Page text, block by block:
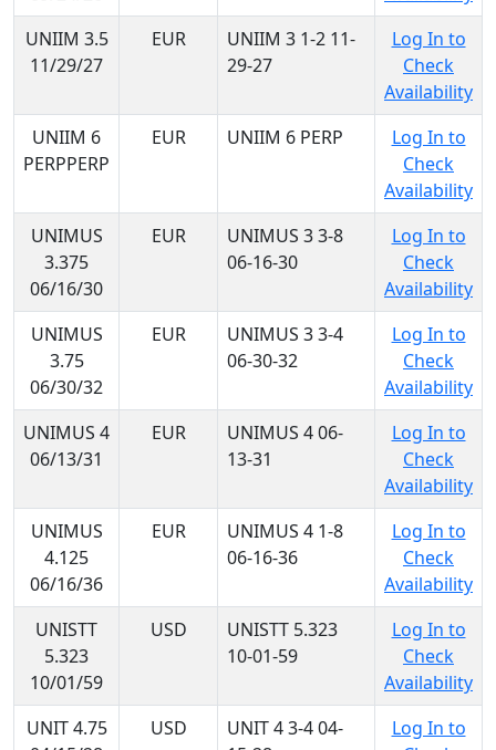
UNIIM 3.5
11/29/27
EUR
UNIIM 3 1-2 11-
29-27
Log In to
Check
Availability
UNIIM 6
PERPPERP
EUR UNIIM 6 PERP
Log In to
Check
Availability
UNIMUS
3.375
06/16/30
EUR
UNIMUS 3 3-8
06-16-30
Log In to
Check
Availability
UNIMUS
3.75
06/30/32
EUR
UNIMUS 3 3-4
06-30-32
Log In to
Check
Availability
UNIMUS 4
06/13/31
EUR
UNIMUS 4 06-
13-31
Log In to
Check
Availability
UNIMUS
4.125
06/16/36
EUR
UNIMUS 4 1-8
06-16-36
Log In to
Check
Availability
UNISTT
5.323
10/01/59
USD
UNISTT 5.323
10-01-59
Log In to
Check
Availability
UNIT 4.75
USD
UNIT 4 3-4 04-
Log In to